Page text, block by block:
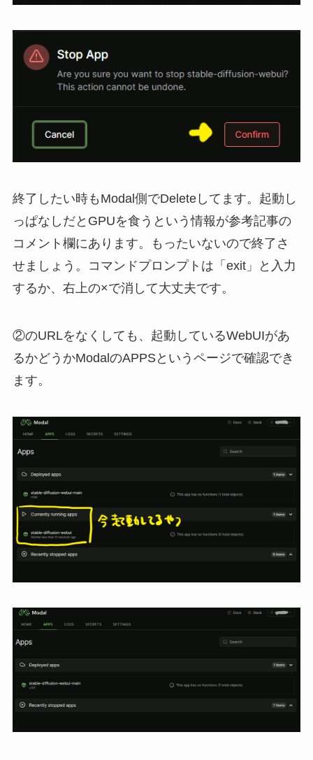
終了したい時もModal側でDeleteしてます。起動し
っぱなしだとGPUを食うという情報が参考記事の
コメント欄にあります。もったいないので終了さ
せましょう。コマンドプロンプトは「exit」と入力
するか、右上の×で消して大丈夫です。
②のURLをなくしても、起動しているWebUIがあ
るかどうかModalのAPPSというページで確認でき
ます。